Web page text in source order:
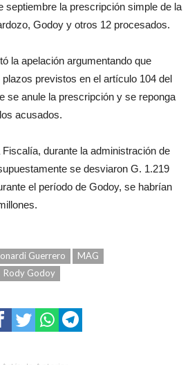
septiembre la prescripción simple de la
Godoy y otros 12 procesados.
la apelación argumentando que
previstos en el artículo 104 del
se anule la prescripción y se reponga
acusados.
durante la administración de
se desviaron G. 1.219
el período de Godoy, se habrían
Guerrero
MAG
Rody Godoy